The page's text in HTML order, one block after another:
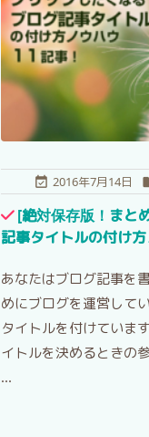
 2016年7月14日
[絶対保存版！まと
記事タイトルの付け
あなたはブログ記事を
めにブログを運営して
タイトルを付けていま
イトルを決めるときの
...